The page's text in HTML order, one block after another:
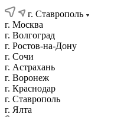
г. Ставрополь
г. Москва
г. Волгоград
г. Ростов-на-Дону
г. Сочи
г. Астрахань
г. Воронеж
г. Краснодар
г. Ставрополь
г. Ялта